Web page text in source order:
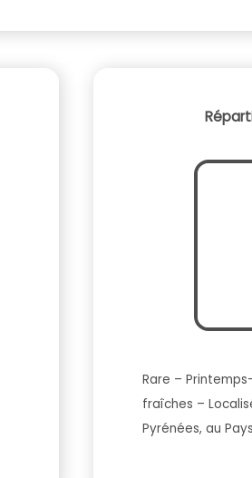
Rare –
fraîches –
Pyrénées, au